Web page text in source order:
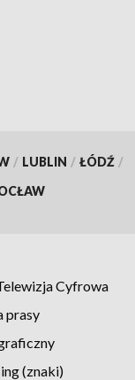
/ LUBLIN / ŁÓDŹ /
Cyfrowa
prasy
(znaki)